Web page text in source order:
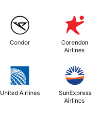
Condor
Corendon
Airlines
United Airlines
Airlines